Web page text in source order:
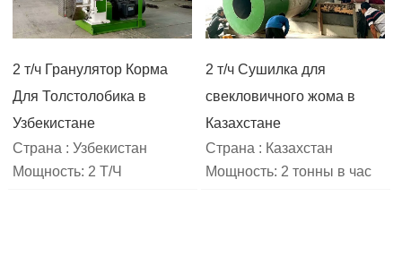
2 т/ч Гранулятор Корма
Для Толстолобика в
Узбекистане
Страна : Узбекистан
Мощность: 2 Т/Ч
2 т/ч Сушилка для
свекловичного жома в
Казахстане
Страна : Казахстан
Мощность: 2 тонны в час